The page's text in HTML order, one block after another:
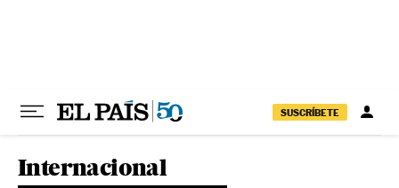
SUSCRÍBETE
Internacional